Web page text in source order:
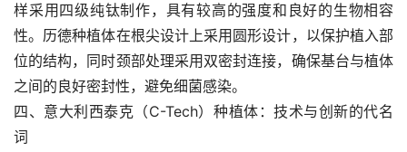
样采用四级纯钛制作，具有较高的强度和良好的生物相容
性。历德种植体在根尖设计上采用圆形设计，以保护植入部
位的结构，同时颈部处理采用双密封连接，确保基台与植体
之间的良好密封性，避免细菌感染。
四、意大利西泰克（C-Tech）种植体：技术与创新的代名
词